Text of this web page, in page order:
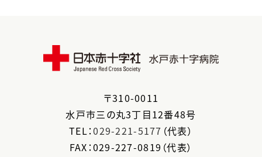
〒310-0011
水戸市三の丸3丁目12番48号
TEL：029-221-5177 （代表）
FAX：029-227-0819（代表）